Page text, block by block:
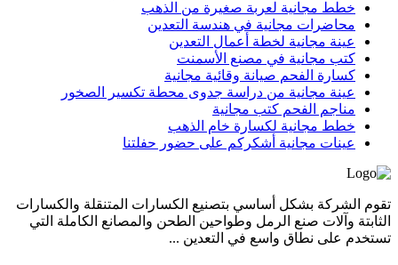
خطط مجانية لعربة صغيرة من الذهب
محاضرات مجانية في هندسة التعدين
عينة مجانية لخطة أعمال التعدين
كتب مجانية في مصنع الأسمنت
كسارة الفحم صيانة وقائية مجانية
عينة مجانية من دراسة جدوى محطة تكسير الصخور
مناجم الفحم كتب مجانية
خطط مجانية لكسارة خام الذهب
عينات مجانية أشكركم على حضور حفلتنا
تقوم الشركة بشكل أساسي بتصنيع الكسارات المتنقلة والكسارات
الثابتة وآلات صنع الرمل وطواحين الطحن والمصانع الكاملة التي
تستخدم على نطاق واسع في التعدين ...